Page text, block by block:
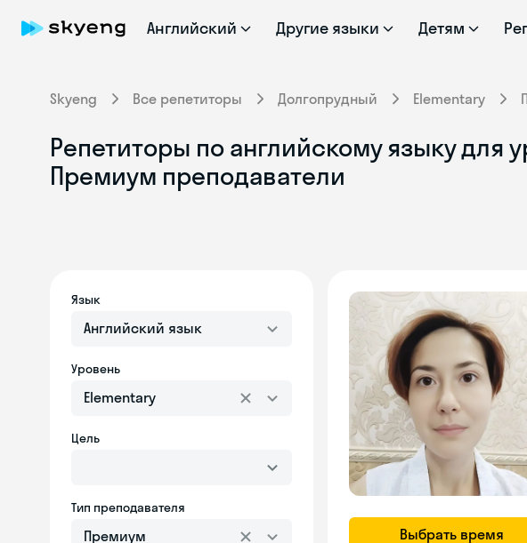
Английский Другие языки Детям
Skyeng Все репетиторы Долгопрудный Elementary
Репетиторы по английскому языку для
Премиум преподаватели
Язык
Английский язык
Уровень
Elementary
Цель
Тип преподавателя
Премиум Выбрать время